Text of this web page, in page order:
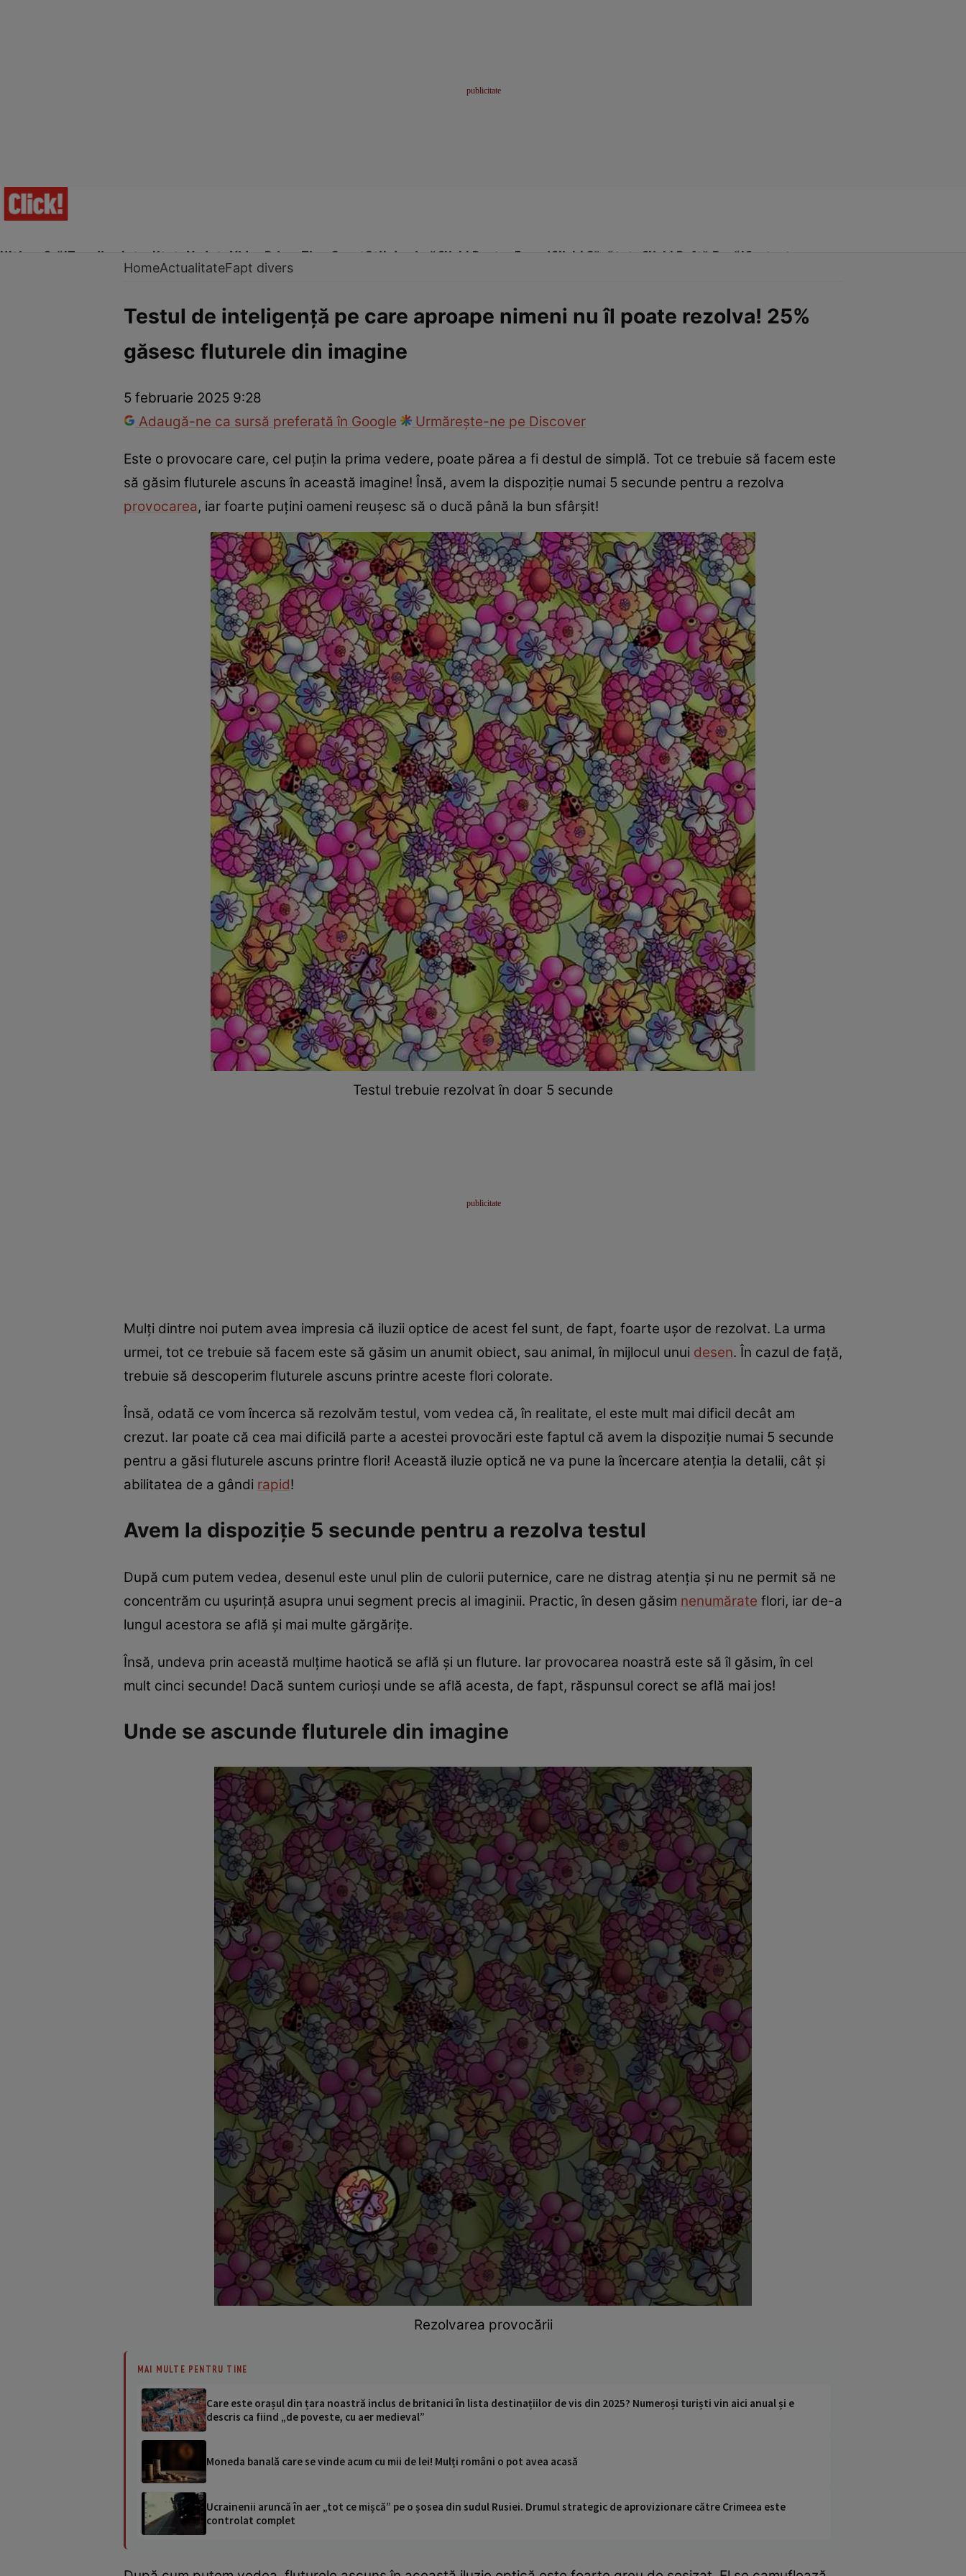
Ultima Oră!Trending Actualitate Vedete Video Prime Time SportStil de viațăClick! Pentru FemeiClick! Sănătate Click! Poftă Bună!Contact
Internațional Fapt diversTehnologieNaționalSport
HomeActualitateFapt divers
Testul de inteligență pe care aproape nimeni nu îl poate rezolva! 25%
găsesc fluturele din imagine
5 februarie 2025 9:28
Adaugă-ne ca sursă preferată în Google
Urmărește-ne pe Discover
Este o provocare care, cel puțin la prima vedere, poate părea a fi destul de simplă. Tot ce trebuie să facem este
să găsim fluturele ascuns în această imagine! Însă, avem la dispoziție numai 5 secunde pentru a rezolva
provocarea, iar foarte puțini oameni reușesc să o ducă până la bun sfârșit!
Testul trebuie rezolvat în doar 5 secunde
Mulți dintre noi putem avea impresia că iluzii optice de acest fel sunt, de fapt, foarte ușor de rezolvat. La urma
urmei, tot ce trebuie să facem este să găsim un anumit obiect, sau animal, în mijlocul unui desen. În cazul de față,
trebuie să descoperim fluturele ascuns printre aceste flori colorate.
Însă, odată ce vom încerca să rezolvăm testul, vom vedea că, în realitate, el este mult mai dificil decât am
crezut. Iar poate că cea mai dificilă parte a acestei provocări este faptul că avem la dispoziție numai 5 secunde
pentru a găsi fluturele ascuns printre flori! Această iluzie optică ne va pune la încercare atenția la detalii, cât și
abilitatea de a gândi rapid!
Avem la dispoziție 5 secunde pentru a rezolva testul
După cum putem vedea, desenul este unul plin de culorii puternice, care ne distrag atenția și nu ne permit să ne
concentrăm cu ușurință asupra unui segment precis al imaginii. Practic, în desen găsim nenumărate flori, iar de-a
lungul acestora se află și mai multe gărgărițe.
Însă, undeva prin această mulțime haotică se află și un fluture. Iar provocarea noastră este să îl găsim, în cel
mult cinci secunde! Dacă suntem curioși unde se află acesta, de fapt, răspunsul corect se află mai jos!
Unde se ascunde fluturele din imagine
Rezolvarea provocării
MAI MULTE PENTRU TINE
Care este orașul din țara noastră inclus de britanici în lista destinațiilor de vis din 2025? Numeroși turiști vin aici anual și e
descris ca fiind „de poveste, cu aer medieval”
Moneda banală care se vinde acum cu mii de lei! Mulți români o pot avea acasă
Ucrainenii aruncă în aer „tot ce mișcă” pe o șosea din sudul Rusiei. Drumul strategic de aprovizionare către Crimeea este
controlat complet